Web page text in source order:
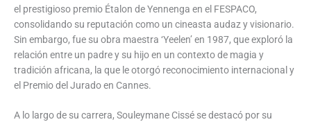
el prestigioso premio Étalon de Yennenga en el FESPACO,
consolidando su reputación como un cineasta audaz y visionario.
Sin embargo, fue su obra maestra ‘Yeelen’ en 1987, que exploró la
relación entre un padre y su hijo en un contexto de magia y
tradición africana, la que le otorgó reconocimiento internacional y
el Premio del Jurado en Cannes.
A lo largo de su carrera, Souleymane Cissé se destacó por su